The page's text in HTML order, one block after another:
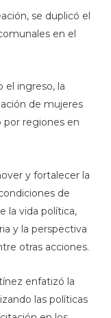
se duplicó el
en el
el ingreso, la
de mujeres
por regiones en
y fortalecer la
de
la vida política,
y la perspectiva
otras acciones.
enfatizó la
las políticas